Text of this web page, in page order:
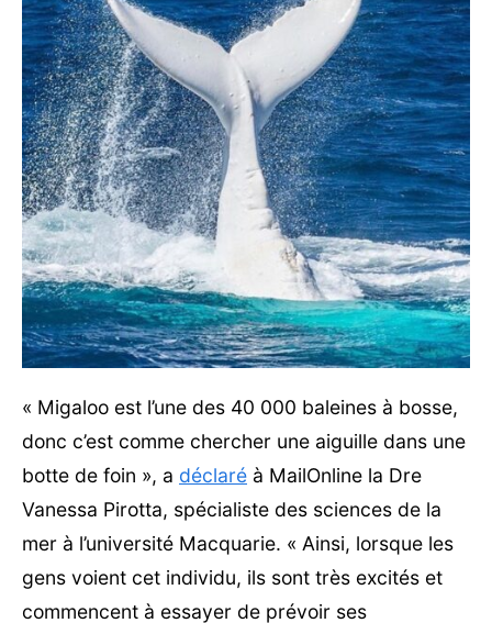
« Migaloo est l’une des 40 000 baleines à bosse,
donc c’est comme chercher une aiguille dans une
botte de foin », a déclaré à MailOnline la Dre
Vanessa Pirotta, spécialiste des sciences de la
mer à l’université Macquarie. « Ainsi, lorsque les
gens voient cet individu, ils sont très excités et
commencent à essayer de prévoir ses